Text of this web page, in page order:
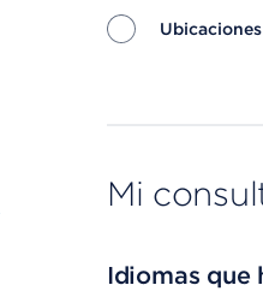
Mi
Idiomas que